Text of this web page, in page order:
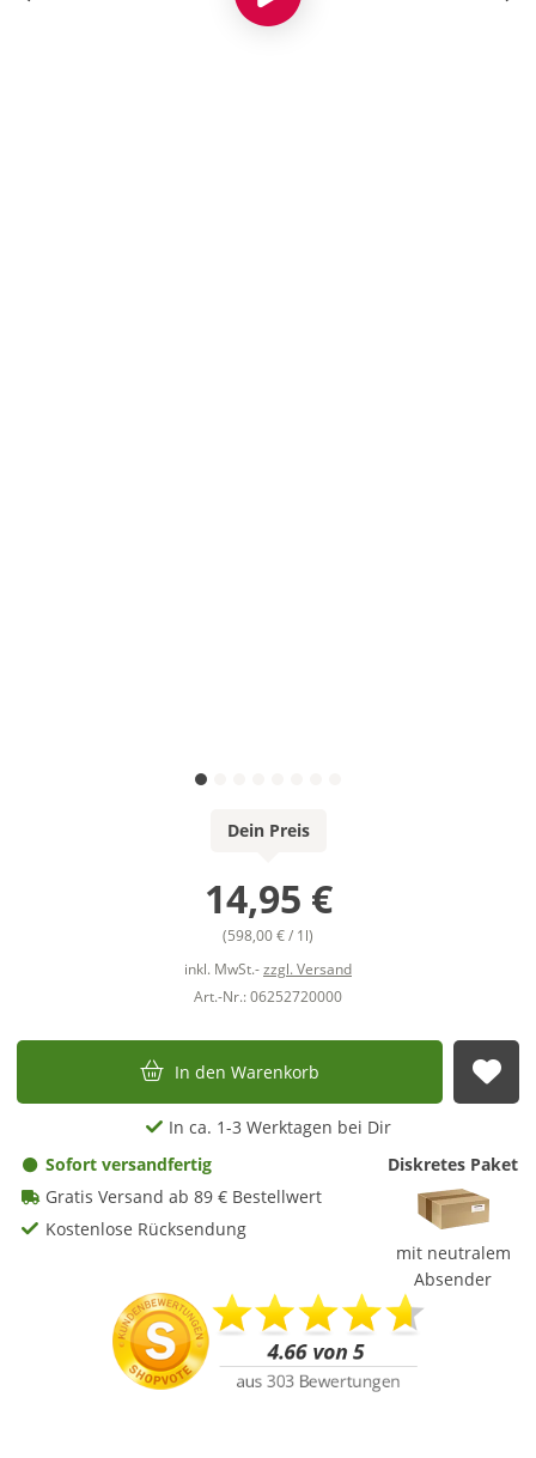
Dein Preis
14,95 €
(598,00 € / 1l)
inkl. MwSt.-zzgl. Versand
Art.-Nr.: 06252720000
In den Warenkorb
In ca. 1-3 Werktagen bei Dir
Sofort versandfertig
Gratis Versand ab 89 € Bestellwert
Kostenlose Rücksendung
Diskretes Paket
mit neutralem
Absender